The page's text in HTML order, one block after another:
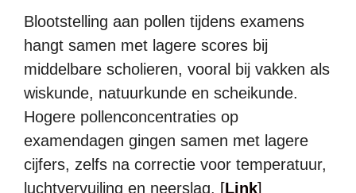
Blootstelling aan pollen tijdens examens
hangt samen met lagere scores bij
middelbare scholieren, vooral bij vakken als
wiskunde, natuurkunde en scheikunde.
Hogere pollenconcentraties op
examendagen gingen samen met lagere
cijfers, zelfs na correctie voor temperatuur,
luchtvervuiling en neerslag. [Link]